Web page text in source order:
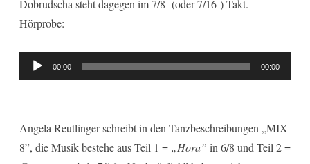
Dobrudscha steht dagegen im 7/8- (oder 7/16-) Takt.
Hörprobe:
Audio-
Player
00:00 00:00
Angela Reutlinger schreibt in den Tanzbeschreibungen „MIX
8”, die Musik bestehe aus Teil 1 = „Hora” in 6/8 und Teil 2 =